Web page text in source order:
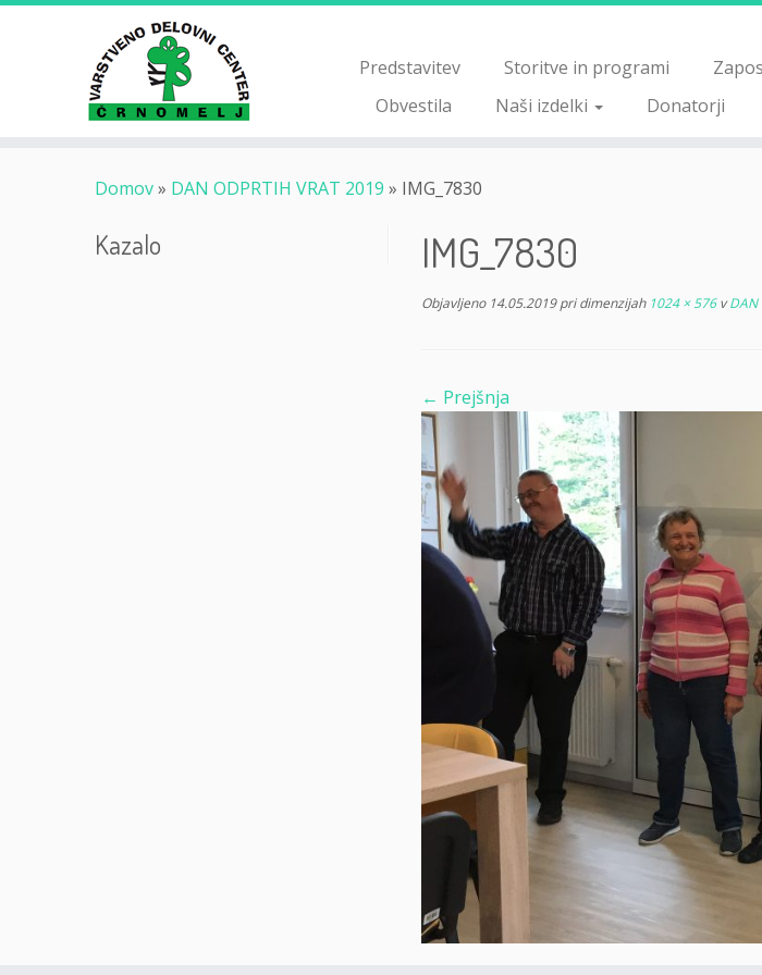
Skoči
Predstavitev Storitve in programi
Obvestila
Naši izdelki Donatorji
Domov» DAN ODPRTIH VRAT 2019 » IMG_7830
Kazalo IMG_7830
Objavljeno 14.05.2019pri dimenzijah1024 × 576vDAN
← Prejšnja